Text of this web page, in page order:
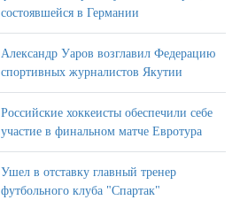
состоявшейся в Германии
Александр Уаров возглавил Федерацию
спортивных журналистов Якутии
Российские хоккеисты обеспечили себе
участие в финальном матче Евротура
Ушел в отставку главный тренер
футбольного клуба "Спартак"